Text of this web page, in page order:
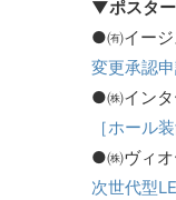
▼ポスター
●㈲イージ
変更承認
●㈱インタ
［ホール
●㈱ヴィオ
次世代型